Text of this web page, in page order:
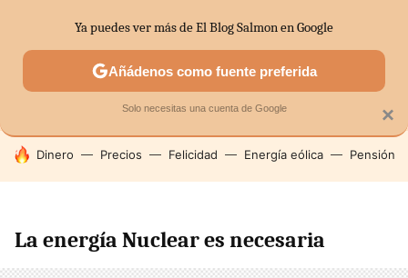
SECTORES ECONOMÍA DOMÉSTICA MERCADOS
HOY SE HABLA DE
Dinero Precios Felicidad Energía eólica Pensión
La energía Nuclear es necesaria
×
Ya puedes ver más de El Blog Salmon en Google
Añádenos como fuente preferida
Solo necesitas una cuenta de Google